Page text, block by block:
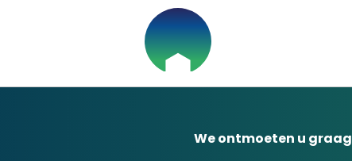
We ontmoeten u graag